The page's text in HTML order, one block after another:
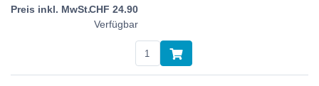
CHF 24.90
Verfügbar